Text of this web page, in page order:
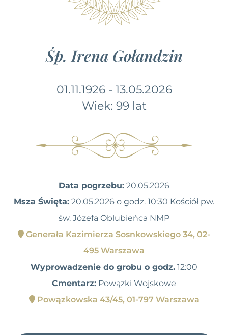
Śp. Irena Gołandzin
01.11.1926 - 13.05.2026
Wiek: 99 lat
Data pogrzebu: 20.05.2026
Msza Święta: 20.05.2026 o godz. 10:30 Kościół pw.
św. Józefa Oblubieńca NMP
Generała Kazimierza Sosnkowskiego 34, 02-
495 Warszawa
Wyprowadzenie do grobu o godz. 12:00
Cmentarz: Powązki Wojskowe
Powązkowska 43/45, 01-797 Warszawa